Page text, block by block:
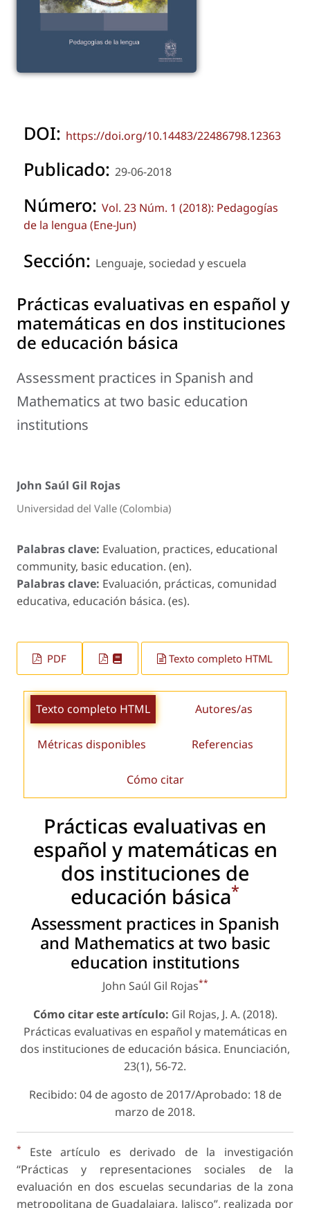
DOI: https://doi.org/10.14483/22486798.12363
Publicado: 29-06-2018
Número: Vol. 23 Núm. 1 (2018): Pedagogías
de la lengua (Ene-Jun)
Sección: Lenguaje, sociedad y escuela
Prácticas evaluativas en español y
matemáticas en dos instituciones
de educación básica
Assessment practices in Spanish and
Mathematics at two basic education
institutions
John Saúl Gil Rojas
Universidad del Valle (Colombia)
Palabras clave: Evaluation, practices, educational
community, basic education. (en).
Palabras clave: Evaluación, prácticas, comunidad
educativa, educación básica. (es).
PDF Texto completo HTML
Texto completo HTML Autores/as
Métricas disponibles Referencias
Cómo citar
Prácticas evaluativas en
español y matemáticas en
dos instituciones de
educación básica*
Assessment practices in Spanish
and Mathematics at two basic
education institutions
John Saúl Gil Rojas**
Cómo citar este artículo: Gil Rojas, J. A. (2018).
Prácticas evaluativas en español y matemáticas en
dos instituciones de educación básica. Enunciación,
23(1), 56-72.
Recibido: 04 de agosto de 2017/Aprobado: 18 de
marzo de 2018.
*
Este artículo es derivado de la investigación
“Prácticas y representaciones sociales de la
evaluación en dos escuelas secundarias de la zona
metropolitana de Guadalajara, Jalisco”, realizada por